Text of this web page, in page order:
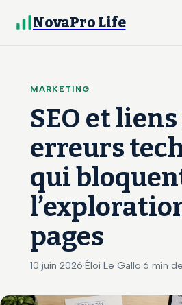
NovaPro Life
MARKETING
SEO et liens
erreurs
qui
pages
10 juin 2026·Éloi Le Gallo·6 min